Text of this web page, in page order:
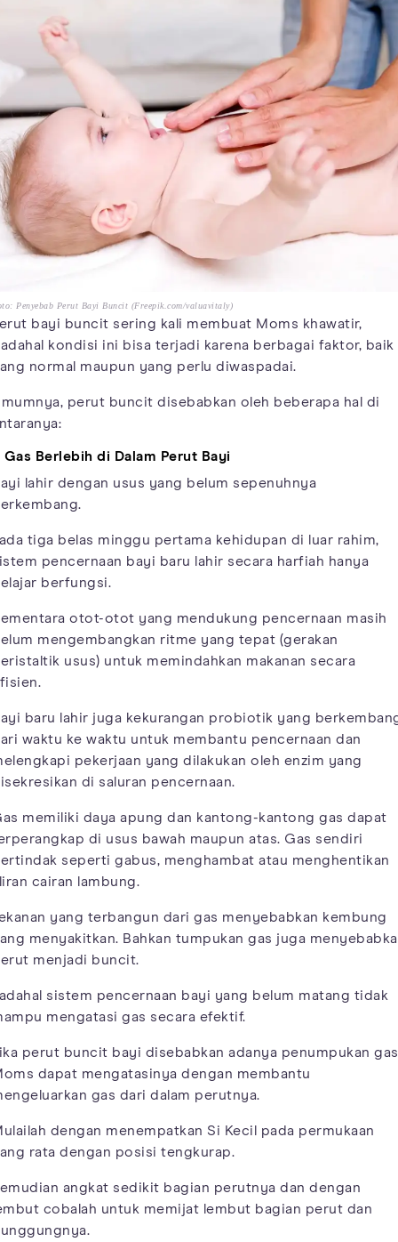
Penyebab Perut Bayi Buncit (Freepik.com/valuavitaly)
bayi buncit sering kali membuat Moms khawatir,
kondisi ini bisa terjadi karena berbagai faktor, baik
normal maupun yang perlu diwaspadai.
perut buncit disebabkan oleh beberapa hal di
Gas Berlebih di Dalam Perut Bayi
lahir dengan usus yang belum sepenuhnya
tiga belas minggu pertama kehidupan di luar rahim,
pencernaan bayi baru lahir secara harfiah hanya
berfungsi.
otot-otot yang mendukung pencernaan masih
mengembangkan ritme yang tepat (gerakan
usus) untuk memindahkan makanan secara
baru lahir juga kekurangan probiotik yang
waktu ke waktu untuk membantu pencernaan dan
pekerjaan yang dilakukan oleh enzim yang
di saluran pencernaan.
memiliki daya apung dan kantong-kantong gas dapat
di usus bawah maupun atas. Gas sendiri
seperti gabus, menghambat atau menghentikan
cairan lambung.
yang terbangun dari gas menyebabkan kembung
menyakitkan. Bahkan tumpukan gas juga
menjadi buncit.
sistem pencernaan bayi yang belum matang tidak
mengatasi gas secara efektif.
perut buncit bayi disebabkan adanya penumpukan
dapat mengatasinya dengan membantu
gas dari dalam perutnya.
dengan menempatkan Si Kecil pada permukaan
rata dengan posisi tengkurap.
angkat sedikit bagian perutnya dan dengan
cobalah untuk memijat lembut bagian perut dan